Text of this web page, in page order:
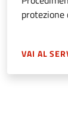
protezione
VAI AL